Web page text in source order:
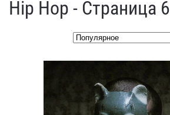
Hip Hop - Страница 6